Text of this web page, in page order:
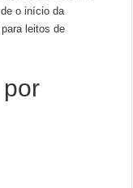
o início da
leitos de